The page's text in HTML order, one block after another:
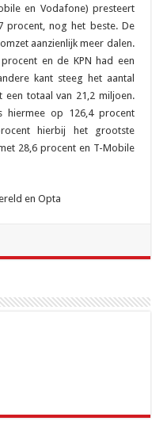
en Vodafone) presteert
procent, nog het beste. De
aanzienlijk meer dalen.
en de KPN had een
kant steeg het aantal
totaal van 21,2 miljoen.
hiermee op 126,4 procent
hierbij het grootste
28,6 procent en T-Mobile
en Opta